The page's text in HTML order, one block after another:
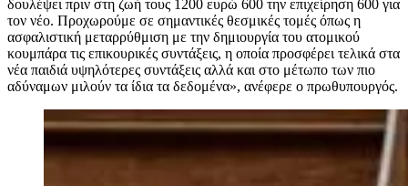
δουλέψει πριν στη ζωή τους 1200 ευρώ 600 την επιχείρηση 600 για
τον νέο. Προχωρούμε σε σημαντικές θεσμικές τομές όπως η
ασφαλιστική μεταρρύθμιση με την δημιουργία του ατομικού
κουμπάρα τις επικουρικές συντάξεις, η οποία προσφέρει τελικά στα
νέα παιδιά υψηλότερες συντάξεις αλλά και στο μέτωπο των πιο
αδύναμων μιλούν τα ίδια τα δεδομένα», ανέφερε ο πρωθυπουργός.